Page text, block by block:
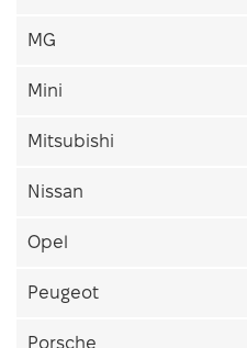
MG
Mini
Mitsubishi
Nissan
Opel
Peugeot
Porsche